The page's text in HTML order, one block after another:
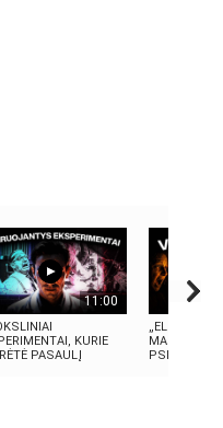
11:00
KURIE
PASAULĮ
„ELEKTROS
MASINĖ
PSICHOZĖ